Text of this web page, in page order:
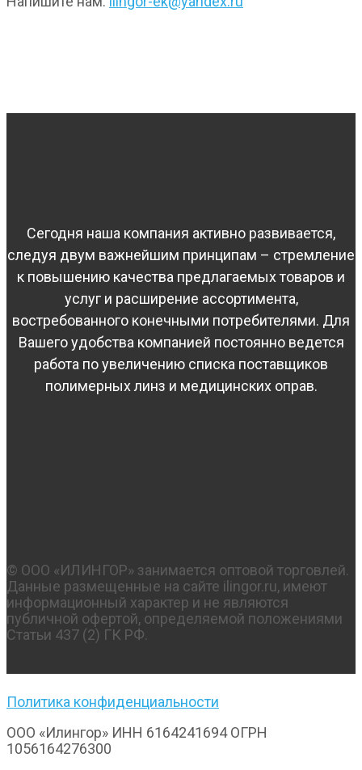
Сегодня наша компания активно развивается,
следуя двум важнейшим принципам – стремление
к повышению качества предлагаемых товаров и
услуг и расширение ассортимента,
востребованного конечными потребителями. Для
Вашего удобства компанией постоянно ведется
работа по увеличению списка поставщиков
полимерных линз и медицинских оправ.
© OOO «ИЛИНГОР» занимается оптовой торговлей.
Данные размещенные на сайте ilingor.ru, имеют
информационный характер и не являются
публичной офертой, определяемой положениями
Статьи 437 (2) ГК РФ.
Политика конфиденциальности
ООО «Илингор» ИНН 6164241694 ОГРН
1056164276300